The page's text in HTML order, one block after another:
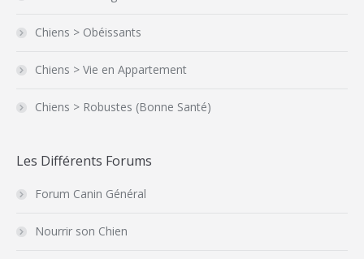
Chiens > Obéissants
Chiens > Vie en Appartement
Chiens > Robustes (Bonne Santé)
Les Différents Forums
Forum Canin Général
Nourrir son Chien